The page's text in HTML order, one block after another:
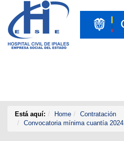
Está aquí: Home
Contratación
Convocatoria mínima cuantía 2024